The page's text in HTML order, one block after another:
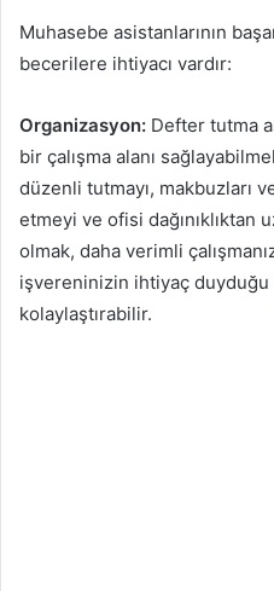
Muhasebe asistanlarının
becerilere ihtiyacı vardır:
Organizasyon: Defter tutma
bir çalışma alanı
düzenli tutmayı, makbuzları
etmeyi ve ofisi dağınıklıktan
olmak, daha verimli
işvereninizin ihtiyaç duyduğu
kolaylaştırabilir.